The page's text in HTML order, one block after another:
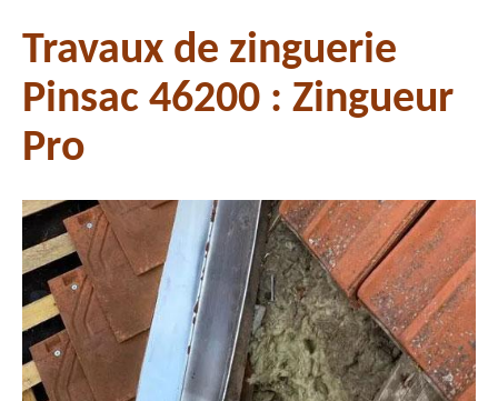
Travaux de zinguerie
Pinsac 46200 : Zingueur
Pro